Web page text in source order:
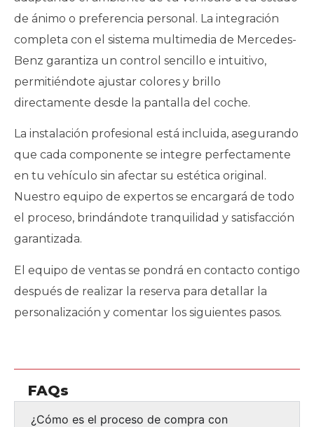
de ánimo o preferencia personal. La integración
completa con el sistema multimedia de Mercedes-
Benz garantiza un control sencillo e intuitivo,
permitiéndote ajustar colores y brillo
directamente desde la pantalla del coche.
La instalación profesional está incluida, asegurando
que cada componente se integre perfectamente
en tu vehículo sin afectar su estética original.
Nuestro equipo de expertos se encargará de todo
el proceso, brindándote tranquilidad y satisfacción
garantizada.
El equipo de ventas se pondrá en contacto contigo
después de realizar la reserva para detallar la
personalización y comentar los siguientes pasos.
FAQs
¿Cómo es el proceso de compra con